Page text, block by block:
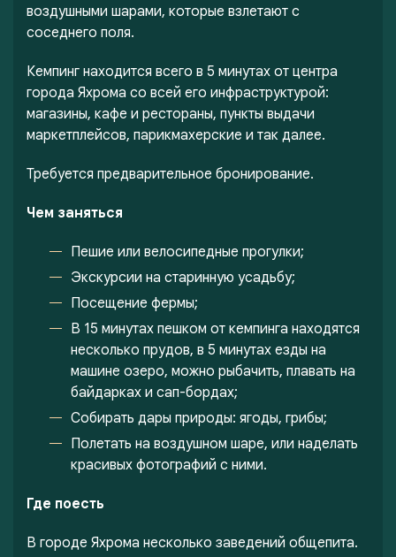
воздушными шарами, которые взлетают с
соседнего поля.
Кемпинг находится всего в 5 минутах от центра
города Яхрома со всей его инфраструктурой:
магазины, кафе и рестораны, пункты выдачи
маркетплейсов, парикмахерские и так далее.
Требуется предварительное бронирование.
Чем заняться
Пешие или велосипедные прогулки;
Экскурсии на старинную усадьбу;
Посещение фермы;
В 15 минутах пешком от кемпинга находятся
несколько прудов, в 5 минутах езды на
машине озеро, можно рыбачить, плавать на
байдарках и сап-бордах;
Собирать дары природы: ягоды, грибы;
Полетать на воздушном шаре, или наделать
красивых фотографий с ними.
Где поесть
В городе Яхрома несколько заведений общепита.